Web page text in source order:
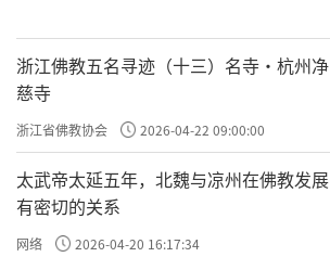
浙江佛教五名寻迹（十三）名寺·杭州净
慈寺
浙江省佛教协会 2026-04-22 09:00:00
太武帝太延五年，北魏与凉州在佛教发展
有密切的关系
网络 2026-04-20 16:17:34